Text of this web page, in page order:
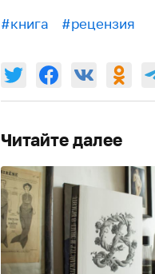
#книга #рецензия
Читайте далее